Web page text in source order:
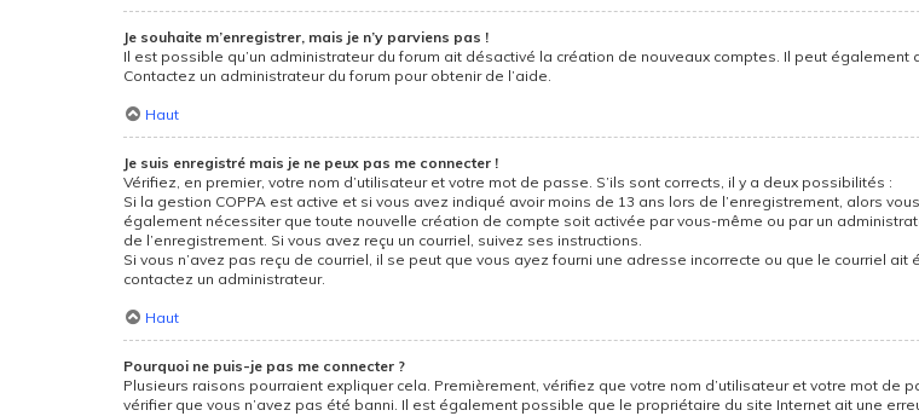
Je souhaite m’enregistrer, mais je n’y parviens pas !
Il est possible qu’un administrateur du forum ait désactivé la création de nouveaux comptes. Il peut
Contactez un administrateur du forum pour obtenir de l’aide.
Haut
Je suis enregistré mais je ne peux pas me connecter !
Vérifiez, en premier, votre nom d’utilisateur et votre mot de passe. S’ils sont corrects, il y a deux possibilités :
Si la gestion COPPA est active et si vous avez indiqué avoir moins de 13 ans lors de l’enregistrement, alors
également nécessiter que toute nouvelle création de compte soit activée par vous-même ou par un
de l’enregistrement. Si vous avez reçu un courriel, suivez ses instructions.
Si vous n’avez pas reçu de courriel, il se peut que vous ayez fourni une adresse incorrecte ou que le courriel
contactez un administrateur.
Haut
Pourquoi ne puis-je pas me connecter ?
Plusieurs raisons pourraient expliquer cela. Premièrement, vérifiez que votre nom d’utilisateur et votre mot de
vérifier que vous n’avez pas été banni. Il est également possible que le propriétaire du site Internet ait une